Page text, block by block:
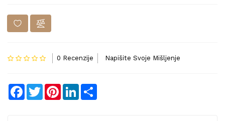
0 Recenzije Napišite Svoje Mišljenje
Facebook
TwitterPinterestLinkedIn